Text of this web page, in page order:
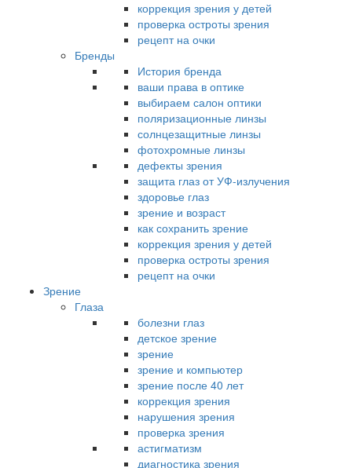
коррекция зрения у детей
проверка остроты зрения
рецепт на очки
Бренды
История бренда
ваши права в оптике
выбираем салон оптики
поляризационные линзы
солнцезащитные линзы
фотохромные линзы
дефекты зрения
защита глаз от УФ-излучения
здоровье глаз
зрение и возраст
как сохранить зрение
коррекция зрения у детей
проверка остроты зрения
рецепт на очки
Зрение
Глаза
болезни глаз
детское зрение
зрение
зрение и компьютер
зрение после 40 лет
коррекция зрения
нарушения зрения
проверка зрения
астигматизм
диагностика зрения